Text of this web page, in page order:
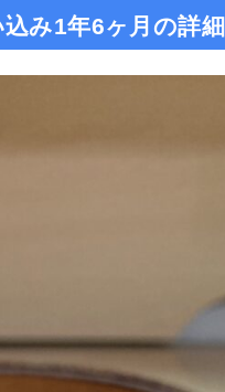
み1年6ヶ月の詳細